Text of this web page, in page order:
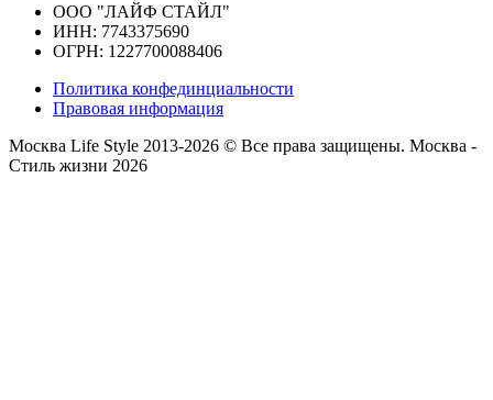
ООО "ЛАЙФ СТАЙЛ"
ИНН: 7743375690
ОГРН: 1227700088406
Политика конфединциальности
Правовая информация
Москва Life Style 2013-2026 © Все права защищены. Москва -
Стиль жизни 2026